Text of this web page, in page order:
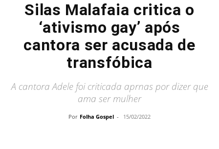
Silas Malafaia critica o
‘ativismo gay’ após
cantora ser acusada de
transfóbica
A cantora Adele foi criticada aprnas por dizer que
ama ser mulher
Por Folha Gospel - 15/02/2022